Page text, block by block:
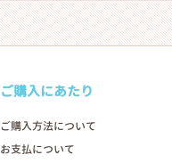
ご購入にあたり
ご購入方法について
お支払について